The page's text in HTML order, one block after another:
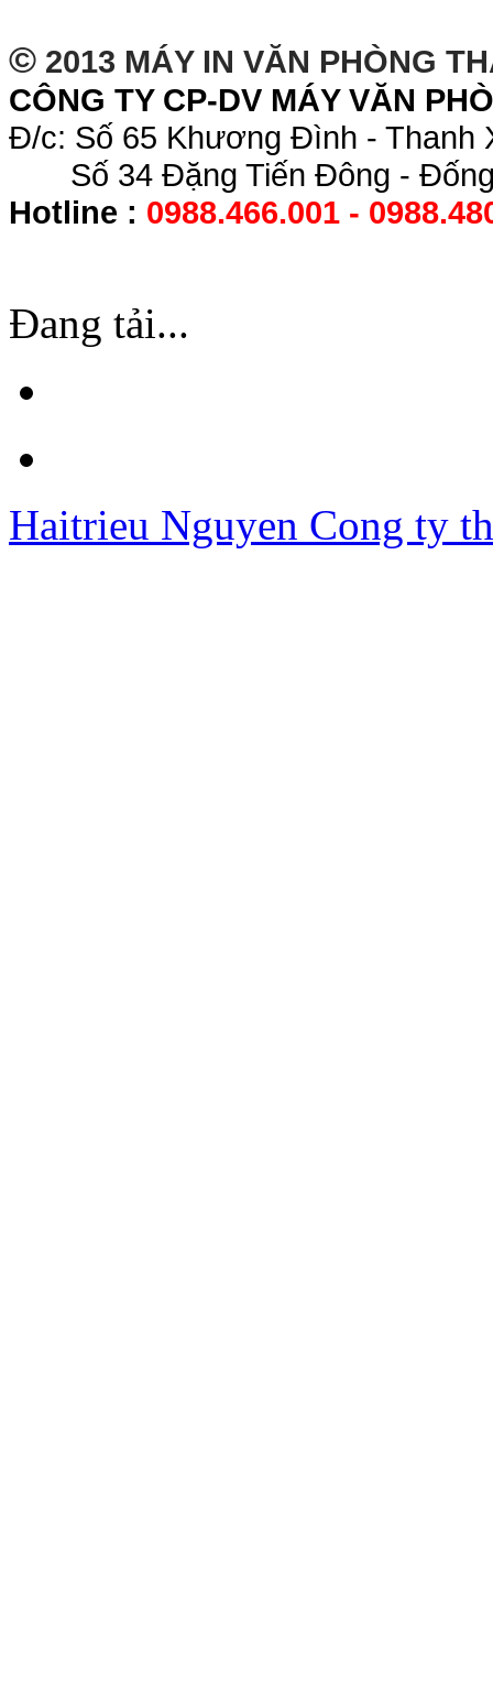
© 2013 MÁY IN VĂN PHÒNG
CÔNG TY CP-DV MÁY VĂN
Đ/c: Số 65 Khương Đình - Thanh
Số 34 Đặng Tiến Đông -
Hotline : 0988.466.001 -
Đang tải...
Haitrieu Nguyen Cong ty